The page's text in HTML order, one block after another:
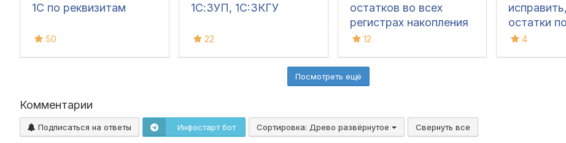
1С по реквизитам
50
1С:ЗУП, 1C:ЗКГУ
22
остатков во всех
регистрах накопления
(с детализацией до
12
остатки
1С 4
Посмотреть ещё
Комментарии
Подписаться на ответы Инфостарт бот Сортировка: Древо развёрнутое Свернуть все